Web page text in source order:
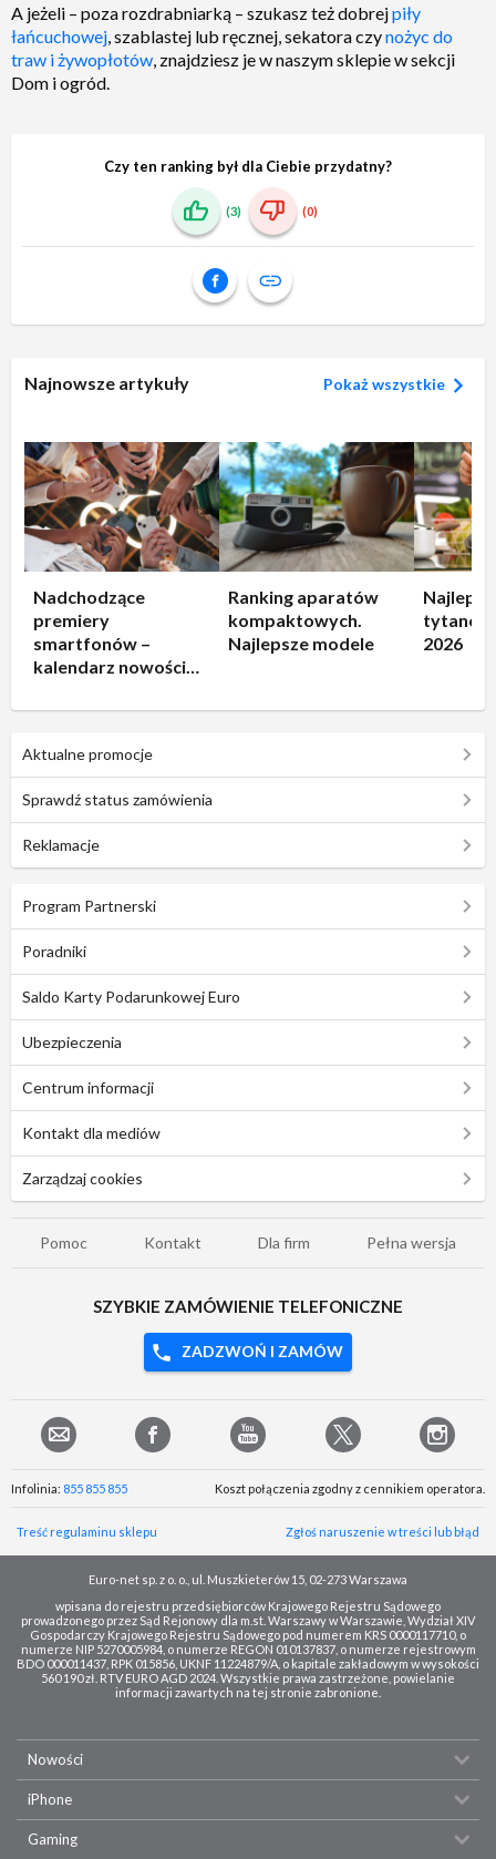
A jeżeli – poza rozdrabniarką – szukasz też dobrejpiły
łańcuchowej , szablastej lub ręcznej, sekatora czynożyc do
traw i żywopłotów , znajdziesz je w naszym sklepie w sekcji
Dom i ogród.
Czy ten ranking był dla Ciebie przydatny?
(3) (0)
Najnowsze artykuły Pokaż wszystkie
Nadchodzące
premiery
smartfonów –
kalendarz nowości
Ranking aparatów
kompaktowych.
Najlepsze modele
2026
Aktualne promocje
Sprawdź status zamówienia
Reklamacje
Program Partnerski
Poradniki
Saldo Karty Podarunkowej Euro
Ubezpieczenia
Centrum informacji
Kontakt dla mediów
Zarządzaj cookies
Pomoc Kontakt Dla firm Pełna wersja
SZYBKIE ZAMÓWIENIE TELEFONICZNE
ZADZWOŃ I ZAMÓW
Infolinia: 855 855 855 Koszt połączenia zgodny z cennikiem operatora.
Treść regulaminu sklepu Zgłoś naruszenie w treści lub błąd
Euro-net sp. z o. o., ul. Muszkieterów 15, 02-273 Warszawa
wpisana do rejestru przedsiębiorców Krajowego Rejestru Sądowego
prowadzonego przez Sąd Rejonowy dla m.st. Warszawy w Warszawie, Wydział XIV
Gospodarczy Krajowego Rejestru Sądowego pod numerem KRS 0000117710, o
numerze NIP 5270005984, o numerze REGON 010137837, o numerze rejestrowym
BDO 000011437, RPK 015856, UKNF 11224879/A, o kapitale zakładowym w wysokości
560 190 zł. RTV EURO AGD 2024. Wszystkie prawa zastrzeżone, powielanie
informacji zawartych na tej stronie zabronione.
Nowości
iPhone
Gaming